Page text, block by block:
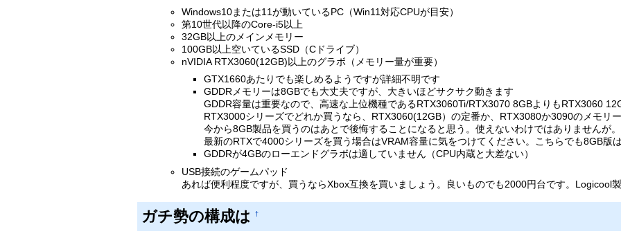
Windows10または11が動いているPC（Win11対応CPUが目安）
第10世代以降のCore-i5以上
32GB以上のメインメモリー
100GB以上空いているSSD（Cドライブ）
nVIDIA RTX3060(12GB)以上のグラボ（メモリー量が重要）
GTX1660あたりでも楽しめるようですが詳細不明です
GDDRメモリーは8GBでも大丈夫ですが、大きいほどサクサク動きます
GDDR容量は重要なので、高速な上位機種であるRTX3060Ti/RTX3070 8GBよりもRTX3060
RTX3000シリーズでどれか買うなら、RTX3060(12GB）の定番か、RTX3080か3090のメモリ
今から8GB製品を買うのはあとで後悔することになると思う。使えないわけではありませんが。
最新のRTXで4000シリーズを買う場合はVRAM容量に気をつけてください。こちらでも8GB版
GDDRが4GBのローエンドグラボは適していません（CPU内蔵と大差ない）
USB接続のゲームパッド
あれば便利程度ですが、買うならXbox互換を買いましょう。良いものでも2000円台です。Logicool製
ガチ勢の構成は†